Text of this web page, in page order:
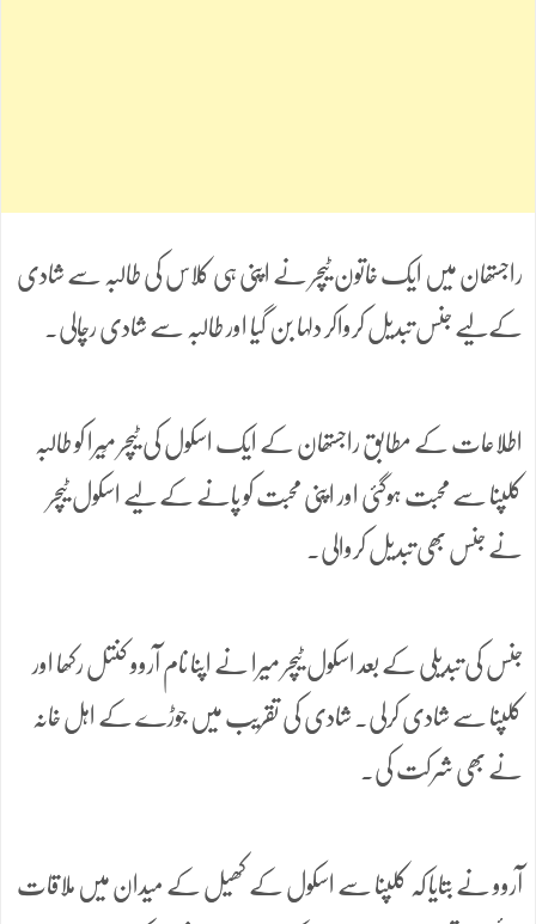
راجستھان میں ایک خاتون ٹیچر نے اپنی ہی کلاس کی طالبہ سے شادی
کےلیے جنس تبدیل کرواکر دلہا بن گیا اور طالبہ سے شادی رچالی۔
اطلاعات کے مطابق راجستھان کے ایک اسکول کی ٹیچر مِیرا کو طالبہ
کلپنا سے محبت ہوگئی اور اپنی محبت کو پانے کے لیے اسکول ٹیچر
نے جنس بھی تبدیل کروالی۔
جنس کی تبدیلی کے بعد اسکول ٹیچر میرا نے اپنا نام آروو کنتل رکھا اور
کلپنا سے شادی کرلی۔ شادی کی تقریب میں جوڑے کے اہل خانہ
نے بھی شرکت کی۔
آروو نے بتایا کہ کلپنا سے اسکول کے کھیل کے میدان میں ملاقات